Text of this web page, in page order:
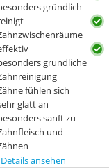
gründlich
gründliche
fühlen sich
glatt an
sanft zu
und
Details ansehen